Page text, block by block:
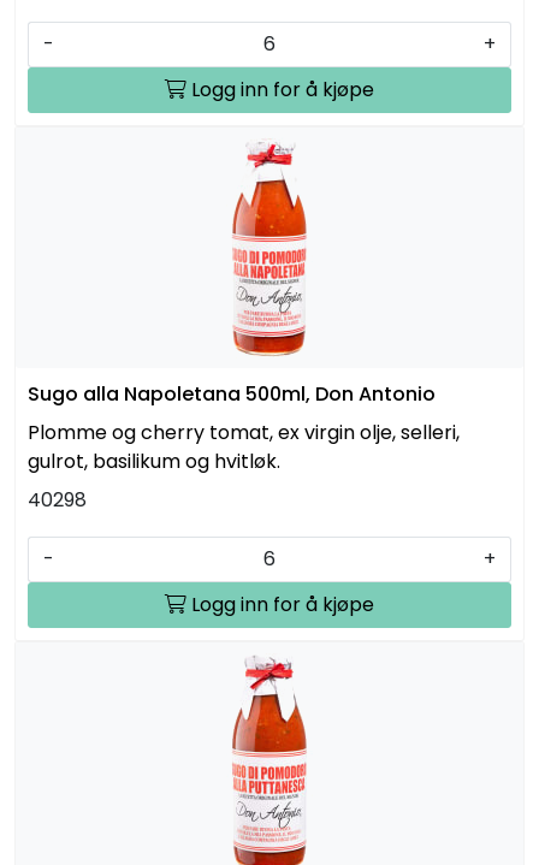
-
+
Logg inn for å kjøpe
Sugo alla Napoletana 500ml, Don Antonio
Plomme og cherry tomat, ex virgin olje, selleri,
gulrot, basilikum og hvitløk.
40298
-
+
Logg inn for å kjøpe